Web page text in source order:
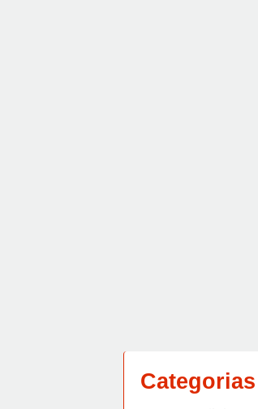
Categorias